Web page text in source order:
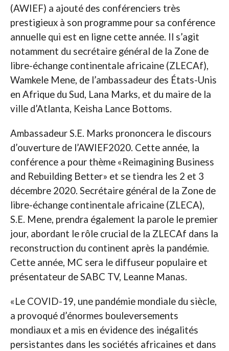
(AWIEF) a ajouté des conférenciers très
prestigieux à son programme pour sa conférence
annuelle qui est en ligne cette année. Il s’agit
notamment du secrétaire général de la Zone de
libre-échange continentale africaine (ZLECAf),
Wamkele Mene, de l’ambassadeur des États-Unis
en Afrique du Sud, Lana Marks, et du maire de la
ville d’Atlanta, Keisha Lance Bottoms.
Ambassadeur S.E. Marks prononcera le discours
d’ouverture de l’AWIEF2020. Cette année, la
conférence a pour thème «Reimagining Business
and Rebuilding Better» et se tiendra les 2 et 3
décembre 2020. Secrétaire général de la Zone de
libre-échange continentale africaine (ZLECA),
S.E. Mene, prendra également la parole le premier
jour, abordant le rôle crucial de la ZLECAf dans la
reconstruction du continent après la pandémie.
Cette année, MC sera le diffuseur populaire et
présentateur de SABC TV, Leanne Manas.
«Le COVID-19, une pandémie mondiale du siècle,
a provoqué d’énormes bouleversements
mondiaux et a mis en évidence des inégalités
persistantes dans les sociétés africaines et dans